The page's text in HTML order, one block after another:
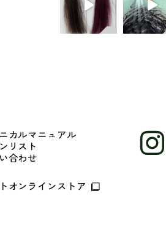
カルマニュアル
リスト
合わせ
オンラインストア